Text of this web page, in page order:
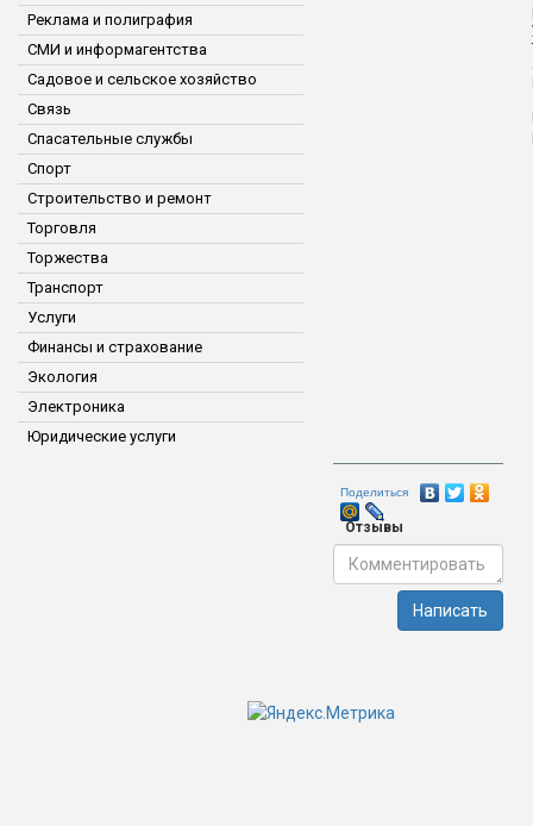
Реклама и полиграфия
СМИ и информагентства
Садовое и сельское хозяйство
Связь
Спасательные службы
Спорт
Строительство и ремонт
Торговля
Торжества
Транспорт
Услуги
Финансы и страхование
Экология
Электроника
Юридические услуги
Поделиться
Отзывы
Написать